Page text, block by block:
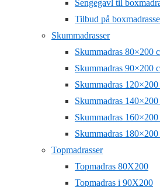
Sengegavl til
Tilbud på
Skummadrasser
Skummadras 80×200
Skummadras 90×200
Skummadras
Skummadras
Skummadras
Skummadras
Topmadrasser
Topmadras 80X200
Topmadras i 90X200